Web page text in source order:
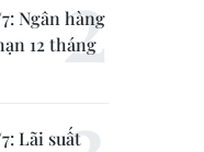
Ngân hàng
12 tháng
Lãi suất